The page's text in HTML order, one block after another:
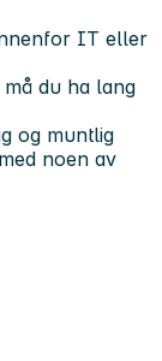
IT eller
du ha lang
og muntlig
noen av